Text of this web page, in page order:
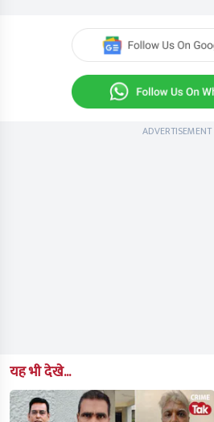
ADVERTISEMENT
यह भी देखे...